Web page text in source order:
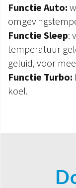
Functie Auto:
Functie Sleep:
temperatuur
geluid, voor
Functie Turbo:
koel.